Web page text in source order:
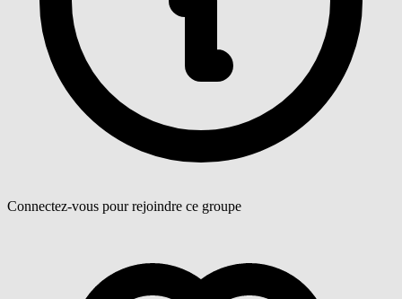
Connectez-vous pour rejoindre ce groupe